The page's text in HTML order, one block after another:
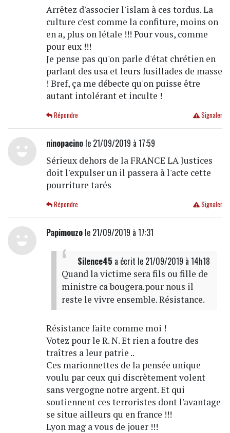
Arrêtez d'associer l'islam à ces tordus. La
culture c'est comme la confiture, moins on
en a, plus on létale !!! Pour vous, comme
pour eux !!!
Je pense pas qu'on parle d'état chrétien en
parlant des usa et leurs fusillades de masse
! Bref, ça me débecte qu'on puisse être
autant intolérant et inculte !
Signaler
Répondre
ninopacinole 21/09/2019 à 17:59
Sérieux dehors de la FRANCE LA Justices
doit l'expulser un il passera à l'acte cette
pourriture tarés
Signaler
Répondre
Papimouzole 21/09/2019 à 17:31
Silence45 a écrit le 21/09/2019 à 14h18
Quand la victime sera fils ou fille de
ministre ca bougera.pour nous il
reste le vivre ensemble. Résistance.
Résistance faite comme moi !
Votez pour le R. N. Et rien a foutre des
traîtres a leur patrie ..
Ces marionnettes de la pensée unique
voulu par ceux qui discrètement volent
sans vergogne notre argent. Et qui
soutiennent ces terroristes dont l'avantage
se situe ailleurs qu en france !!!
Lyon mag a vous de jouer !!!